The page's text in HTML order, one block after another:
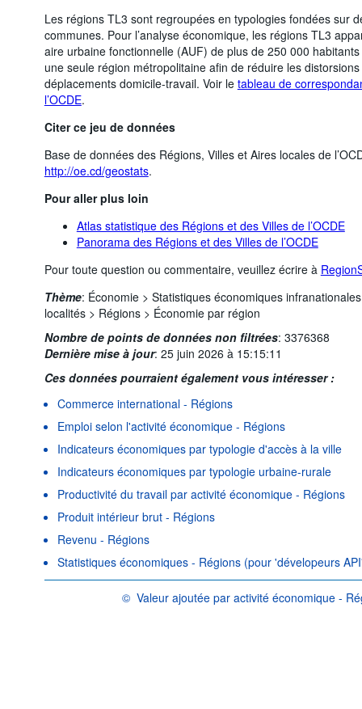
Les régions TL3 sont regroupées en typologies fondées sur
communes. Pour l’analyse économique, les régions TL3
aire urbaine fonctionnelle (AUF) de plus de 250 000
une seule région métropolitaine afin de réduire les
déplacements domicile-travail. Voir le tableau de
l’OCDE.
Citer ce jeu de données
Base de données des Régions, Villes et Aires locales de
http://oe.cd/geostats.
Pour aller plus loin
Atlas statistique des Régions et des Villes de l’OCDE
Panorama des Régions et des Villes de l’OCDE
Pour toute question ou commentaire, veuillez écrire à
Thème: Économie > Statistiques économiques
localités > Régions > Économie par région
Nombre de points de données non filtrées: 3376368
Dernière mise à jour: 25 juin 2026 à 15:15:11
Ces données pourraient également vous intéresser :
Commerce international - Régions
Emploi selon l'activité économique - Régions
Indicateurs économiques par typologie d'accès à la ville
Indicateurs économiques par typologie urbaine-rurale
Productivité du travail par activité économique - Régions
Produit intérieur brut - Régions
Revenu - Régions
Statistiques économiques - Régions (pour 'dévelopeurs
© Valeur ajoutée par activité économique -